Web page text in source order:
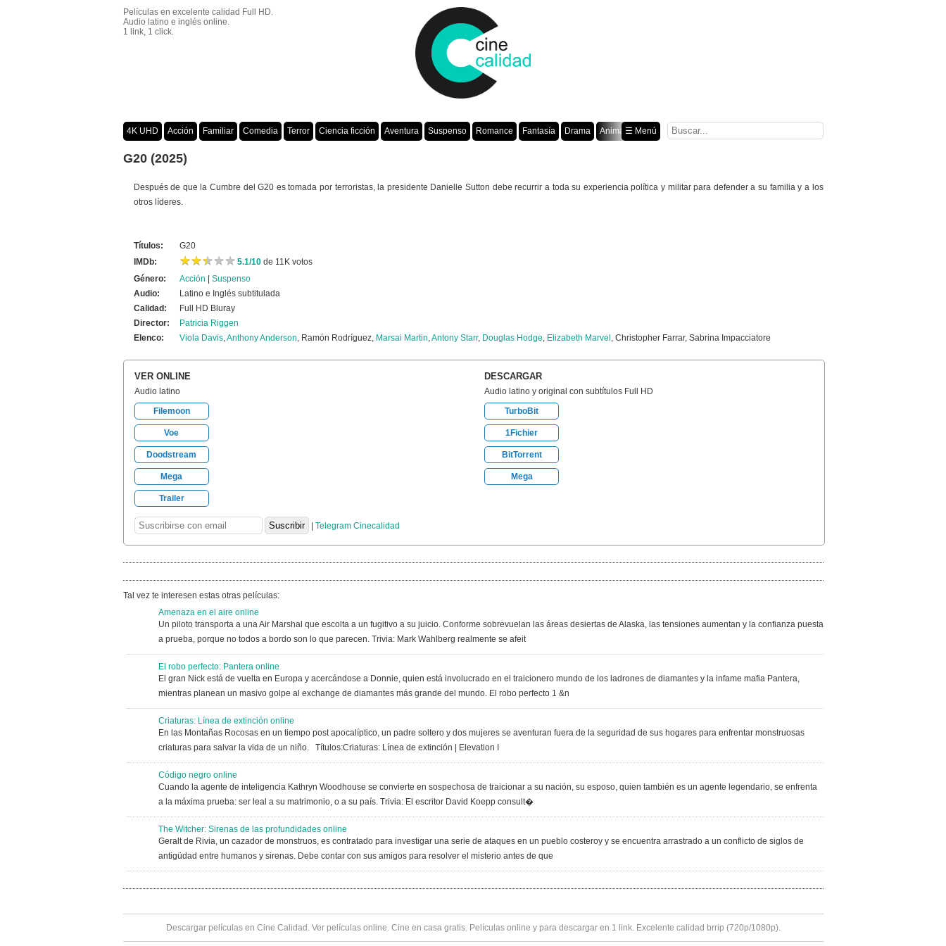
Películas en excelente calidad Full HD.
Audio latino e inglés online.
1 link, 1 click.
4K UHD Acción Familiar Comedia Terror Ciencia ficción Aventura Suspenso Romance Fantasía Drama
Animación☰ Menú
G20 (2025)
Después de que la Cumbre del G20 es tomada por terroristas, la presidente Danielle Sutton debe recurrir a toda su experiencia política y militar para defender a su familia y a los
otros líderes.
Títulos:
G20
IMDb:
★★★★★
★★★★★ 5.1/10de 11K votos
Género:
Acción
Suspenso
Audio:
Latino e Inglés subtitulada
Calidad:
Full HD Bluray
Director:
Patricia Riggen
Elenco:
Viola Davis,Anthony Anderson, Ramón Rodríguez, Marsai Martin,Antony Starr, Douglas Hodge, Elizabeth Marvel , Christopher Farrar, Sabrina Impacciatore
VER ONLINE
Audio latino
Filemoon
Voe
Doodstream
Mega
Trailer
DESCARGAR
Audio latino y original con subtítulos Full HD
TurboBit
1Fichier
BitTorrent
Mega
Telegram Cinecalidad
Tal vez te interesen estas otras películas:
Amenaza en el aire online
Un piloto transporta a una Air Marshal que escolta a un fugitivo a su juicio. Conforme sobrevuelan las áreas desiertas de Alaska, las tensiones aumentan y la confianza puesta
a prueba, porque no todos a bordo son lo que parecen. Trivia: Mark Wahlberg realmente se afeit
El robo perfecto: Pantera online
El gran Nick está de vuelta en Europa y acercándose a Donnie, quien está involucrado en el traicionero mundo de los ladrones de diamantes y la infame mafia Pantera,
mientras planean un masivo golpe al exchange de diamantes más grande del mundo. El robo perfecto 1 &n
Criaturas: Línea de extinción online
En las Montañas Rocosas en un tiempo post apocalíptico, un padre soltero y dos mujeres se aventuran fuera de la seguridad de sus hogares para enfrentar monstruosas
criaturas para salvar la vida de un niño. Títulos:Criaturas: Línea de extinción | Elevation I
Código negro online
Cuando la agente de inteligencia Kathryn Woodhouse se convierte en sospechosa de traicionar a su nación, su esposo, quien también es un agente legendario, se enfrenta
a la máxima prueba: ser leal a su matrimonio, o a su país. Trivia: El escritor David Koepp consult�
The Witcher: Sirenas de las profundidades online
Geralt de Rivia, un cazador de monstruos, es contratado para investigar una serie de ataques en un pueblo costeroy y se encuentra arrastrado a un conflicto de siglos de
antigüdad entre humanos y sirenas. Debe contar con sus amigos para resolver el misterio antes de que
Descargar películas en Cine Calidad. Ver películas online. Cine en casa gratis. Películas online y para descargar en 1 link. Excelente calidad brrip (720p/1080p).